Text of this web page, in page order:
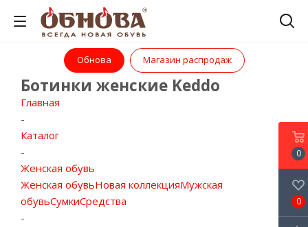
Обнова Магазин распродаж
Ботинки женские Keddo
Главная
-
Каталог
-
Женская обувь
Женская обувьНовая коллекцияМужская
обувьСумкиСредства
-
0
0